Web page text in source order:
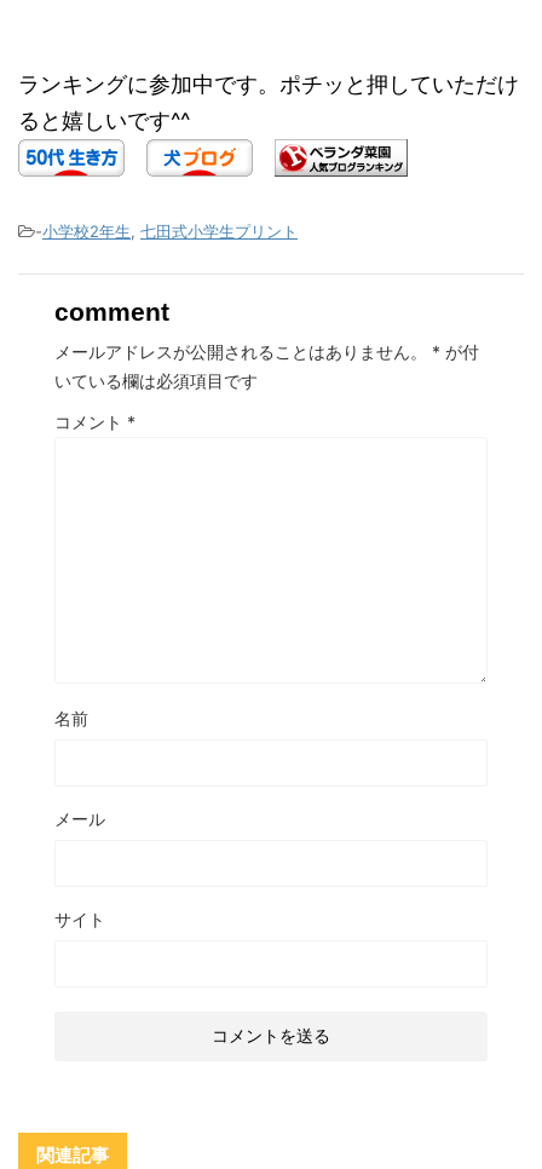
ランキングに参加中です。ポチッと押していただけ
ると嬉しいです^^
-小学校2年生, 七田式小学生プリント
comment
メールアドレスが公開されることはありません。 * が付
いている欄は必須項目です
コメント *
名前
メール
サイト
関連記事